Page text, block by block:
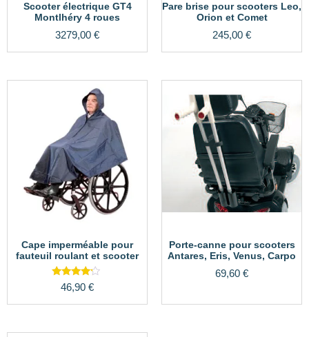
Scooter électrique GT4
Montlhéry 4 roues
3279,00 €
Pare brise pour scooters Leo,
Orion et Comet
245,00 €
Cape imperméable pour
fauteuil roulant et scooter
Note
4.00
sur 5
46,90 €
Porte-canne pour scooters
Antares, Eris, Venus, Carpo
69,60 €